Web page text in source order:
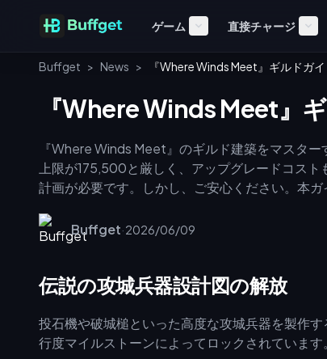
ゲーム 直接チャージ
Buffget > News > 『Where Winds Meet』ギルドガ
『Where Winds Meet』
『Where Winds Meet』のギルド建築をマスタ
上限が175,500と厳しく、アップグレードコス
計画が必要です。しかし、ご安心ください。本
Buffget·2026/06/09
伝説の攻城兵器設計図の解放
投石機や破城槌といった高度な攻城兵器を製作
行度マイルストーンによってロックされています。